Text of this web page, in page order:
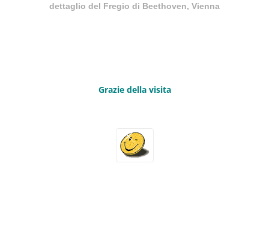
dettaglio del Fregio di Beethoven, Vienna
Grazie della visita